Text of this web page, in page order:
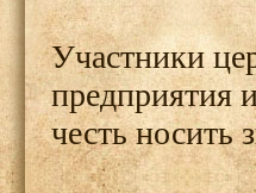
Участники
предприятия
честь носить